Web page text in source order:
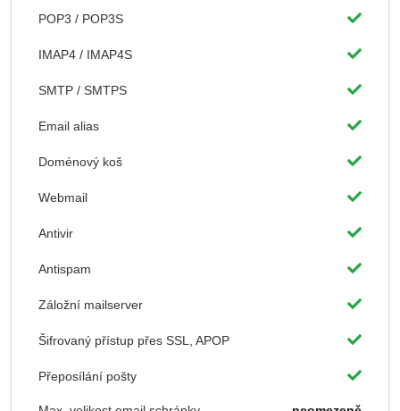
POP3 / POP3S
IMAP4 / IMAP4S
SMTP / SMTPS
Email alias
Doménový koš
Webmail
Antivir
Antispam
Záložní mailserver
Šifrovaný přístup přes SSL, APOP
Přeposílání pošty